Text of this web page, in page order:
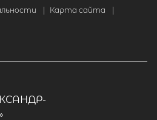
Карта сайта